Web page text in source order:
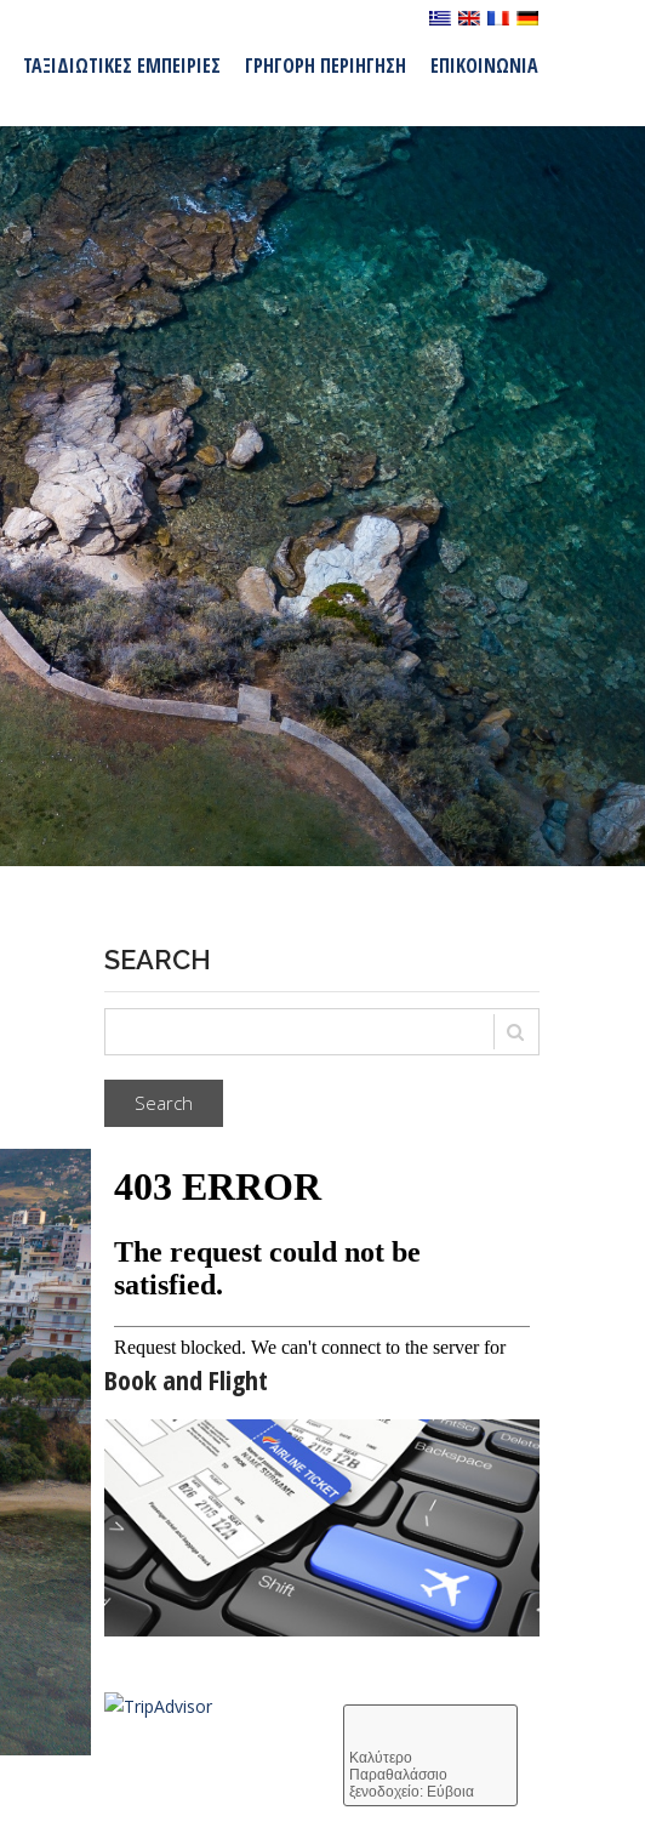
ΤΑΞΙΔΙΩΤΙΚΕΣ ΕΜΠΕΙΡΙΕΣ ΓΡΗΓΟΡΗ ΠΕΡΙΗΓΗΣΗ ΕΠΙΚΟΙΝΩΝΙΑ
SEARCH
Search
Book and Flight
Καλύτερο
Παραθαλάσσιο
ξενοδοχείο: Εύβοια